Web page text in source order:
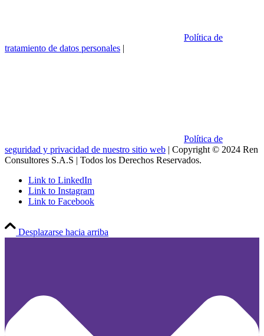
Política de
tratamiento de datos personales |
Política de
seguridad y privacidad de nuestro sitio web | Copyright © 2024 Ren
Consultores S.A.S | Todos los Derechos Reservados.
Link to LinkedIn
Link to Instagram
Link to Facebook
Desplazarse hacia arriba